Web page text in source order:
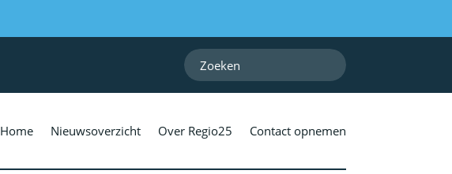
Home Nieuwsoverzicht Over Regio25 Contact opnemen